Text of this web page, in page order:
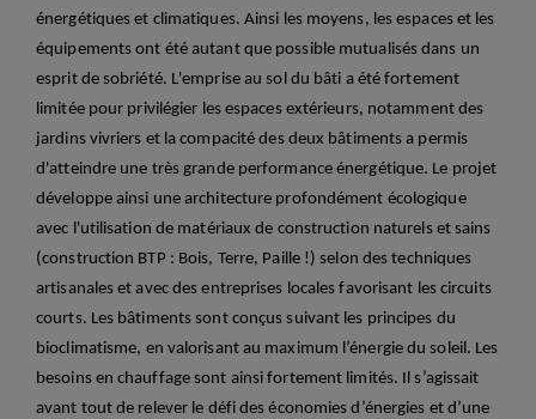
énergétiques et climatiques. Ainsi les moyens, les espaces et les
équipements ont été autant que possible mutualisés dans un
esprit de sobriété. L'emprise au sol du bâti a été fortement
limitée pour privilégier les espaces extérieurs, notamment des
jardins vivriers et la compacité des deux bâtiments a permis
d'atteindre une très grande performanceénergétique. Le projet
développe ainsi une architecture profondément écologique
avec l'utilisation de matériaux de construction naturels et sains
(construction BTP : Bois, Terre, Paille !) selon des techniques
artisanales et avec des entreprises localesfavorisant les circuits
courts. Les bâtiments sont conçus suivant les principes du
bioclimatisme, en valorisant au maximum l’énergie du soleil. Les
besoins en chauffage sont ainsi fortement limités. Il s’agissait
avant tout de relever le défi des économies d’énergies et d’une